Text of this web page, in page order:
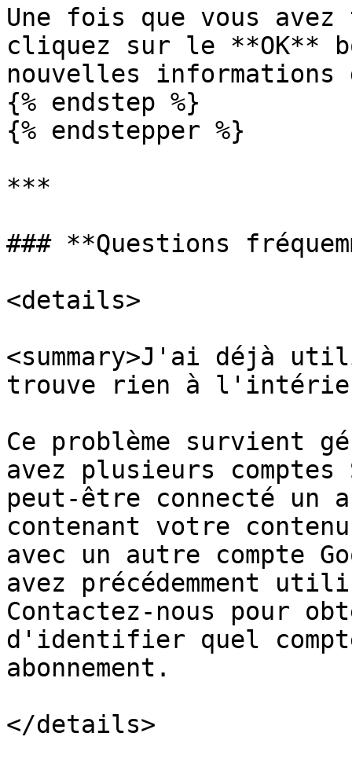
Une fois que vous
cliquez sur le **OK**
nouvelles
{% endstep %}
{% endstepper %}
***
### **Questions
<details>
<summary>J'ai déjà
trouve rien à
Ce problème survient
avez plusieurs
peut-être connecté un
contenant votre
avec un autre compte
avez précédemment
Contactez-nous pour
d'identifier quel
abonnement.
</details>